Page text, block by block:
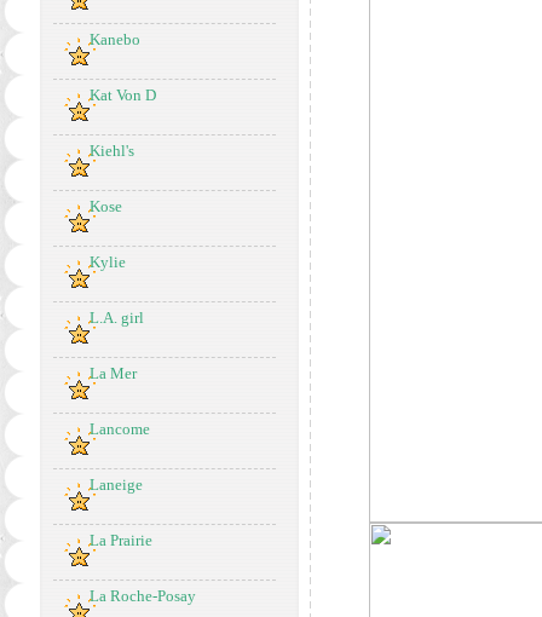
Kanebo
Kat Von D
Kiehl's
Kose
Kylie
L.A. girl
La Mer
Lancome
Laneige
La Prairie
La Roche-Posay